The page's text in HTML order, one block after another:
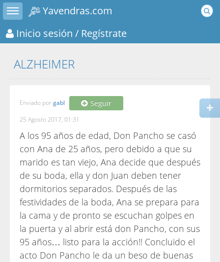
Toggle sidebar
Yavendras.com
Inicio sesión / Regístrate
ALZHEIMER
Enviado por gabl Seguir
25 Agosto 2017, 01:31
A los 95 años de edad, Don Pancho se casó
con Ana de 25 años, pero debido a que su
marido es tan viejo, Ana decide que después
de su boda, ella y don Juan deben tener
dormitorios separados. Después de las
festividades de la boda, Ana se prepara para
la cama y de pronto se escuchan golpes en
la puerta y al abrir está don Pancho, con sus
95 años… listo para la acción!! Concluido el
acto Don Pancho le da un beso de buenas